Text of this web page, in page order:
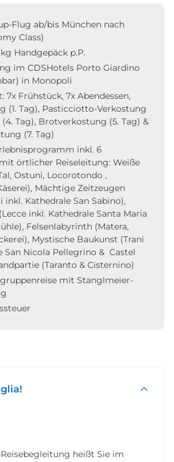
Flug ab/bis München nach
Class)
Handgepäck p.P.
im CDSHotels Porto Giardino
in Monopoli
7x Frühstück, 7x Abendessen,
(1. Tag), Pasticciotto-Verkostung
(4. Tag), Brotverkostung (5. Tag) &
(7. Tag)
inkl. 6
örtlicher Reiseleitung: Weiße
Ostuni, Locorotondo ,
Mächtige Zeitzeugen
inkl. Kathedrale San Sabino),
inkl. Kathedrale Santa Maria
Felsenlabyrinth (Matera,
Mystische Baukunst (Trani
San Nicola Pellegrino & Castel
(Taranto & Cisternino)
mit Stanglmeier-
heißt Sie im